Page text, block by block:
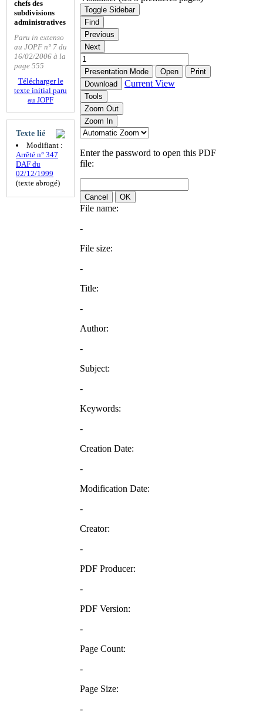
chefs des
subdivisions
administratives
Paru in extenso
au JOPF n° 7 du
16/02/2006 à la
page 555
Télécharger le
texte initial paru
au JOPF
Texte lié
Modifiant :
Arrêté n° 347
DAF du
02/12/1999
(texte abrogé)
Toggle Sidebar
Find
Previous
Next
Presentation Mode Open
Print
Download
Current View
Tools
Zoom Out
Zoom In
Enter the password to open this PDF
file:
Cancel OK
File name:
-
File size:
-
Title:
-
Author:
-
Subject:
-
Keywords:
-
Creation Date:
-
Modification Date:
-
Creator:
-
PDF Producer:
-
PDF Version:
-
Page Count:
-
Page Size:
-